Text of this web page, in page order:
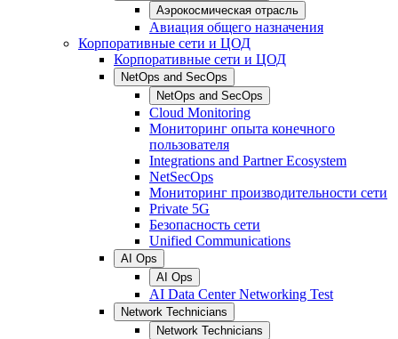
Аэрокосмическая отрасль
Авиация общего назначения
Корпоративные сети и ЦОД
Корпоративные сети и ЦОД
NetOps and SecOps
NetOps and SecOps
Cloud Monitoring
Мониторинг опыта конечного
пользователя
Integrations and Partner Ecosystem
NetSecOps
Мониторинг производительности сети
Private 5G
Безопасность сети
Unified Communications
AI Ops
AI Ops
AI Data Center Networking Test
Network Technicians
Network Technicians